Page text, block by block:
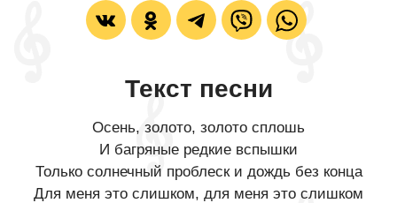
Текст песни
Осень, золото, золото сплошь
И багряные редкие вспышки
Только солнечный проблеск и дождь без конца
Для меня это слишком, для меня это слишком